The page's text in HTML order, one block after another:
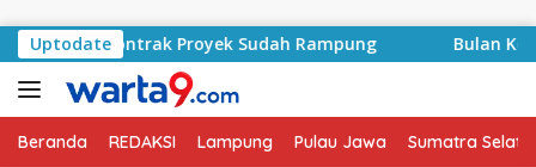
Uptodate
Kontrak Proyek Sudah Rampung Bulan
Beranda REDAKSI Lampung Pulau Jawa Sumatra